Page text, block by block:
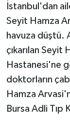
İstanbul'dan
Seyit Hamza
havuza düştü.
çıkarılan
Hastanesi'ne
doktorların
Hamza
Bursa Adli
Sokak
Sonsöz
Spor
Vasıta